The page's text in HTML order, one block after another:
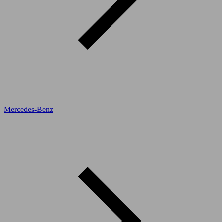
Mercedes-Benz